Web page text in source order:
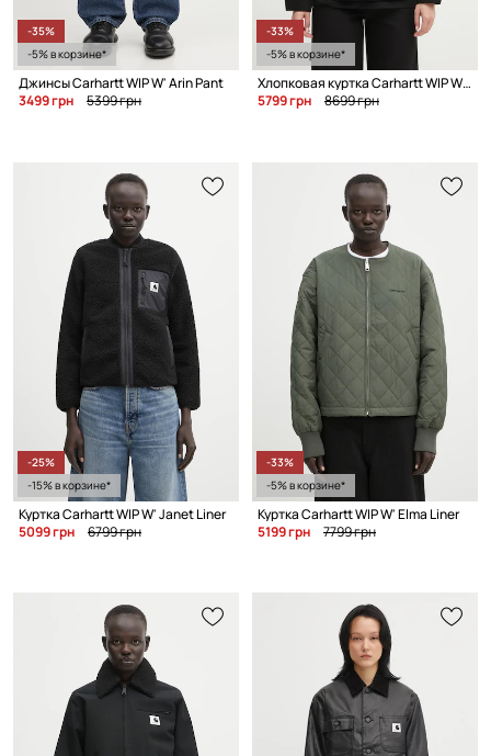
-35%
-5% в корзине*
Джинсы Carhartt WIP W' Arin Pant
3499 грн
5399 грн
-33%
-5% в корзине*
Хлопковая куртка Carhartt WIP W OG Michigan Coat
5799 грн
8699 грн
-25%
-15% в корзине*
Куртка Carhartt WIP W' Janet Liner
5099 грн
6799 грн
-33%
-5% в корзине*
Куртка Carhartt WIP W' Elma Liner
5199 грн
7799 грн